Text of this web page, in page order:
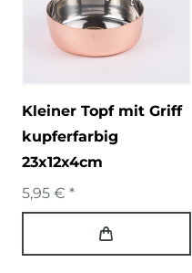
Kleiner Topf mit Griff
kupferfarbig
23x12x4cm
5,95 € *